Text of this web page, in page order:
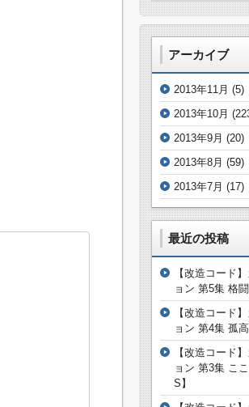
アーカイブ
2013年11月 (5)
2013年10月
2013年9月 (20)
2013年8月 (59)
2013年7月 (17)
最近の投稿
【改造コード
ョン 第5集 格
【改造コード
ョン 第4集 孤
【改造コード
ョン 第3集 こ
S】